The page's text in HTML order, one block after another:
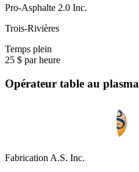
Pro-Asphalte 2.0 Inc.
Trois-Rivières
Temps plein
25 $ par heure
Opérateur table au plasma
Fabrication A.S. Inc.